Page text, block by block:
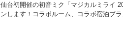
仙台初開催の初音ミク「マジカルミライ
ンします！コラボルーム、コラボ宿泊プ